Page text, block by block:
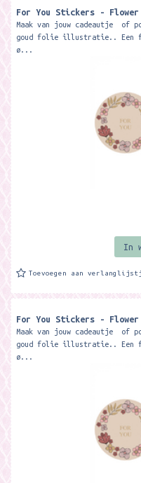
For You Stickers -
Maak van jouw cadeautje of
goud folie illustratie.. Een
ø...
In
Toevoegen aan
For You Stickers -
Maak van jouw cadeautje of
goud folie illustratie.. Een
ø...